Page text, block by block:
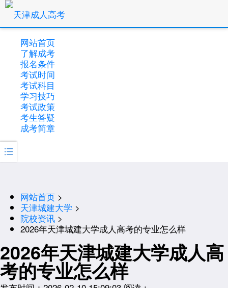
网站首页
了解成考
报名条件
考试时间
考试科目
学习技巧
考试政策
考生答疑
成考简章

网站首页 >
天津城建大学 >
院校资讯 >
2026年天津城建大学成人高考的专业怎么样
2026年天津城建大学成人高
考的专业怎么样